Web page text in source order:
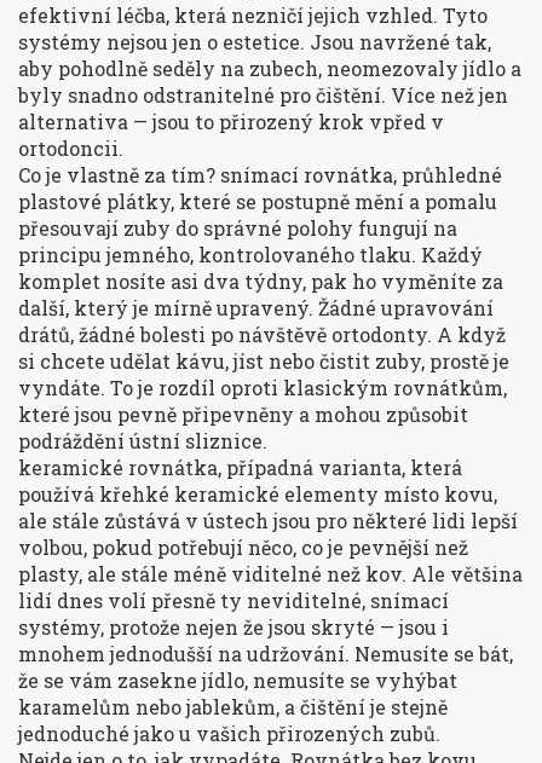
efektivní léčba, která nezničí jejich vzhled. Tyto
systémy nejsou jen o estetice. Jsou navržené tak,
aby pohodlně seděly na zubech, neomezovaly jídlo a
byly snadno odstranitelné pro čištění. Více než jen
alternativa — jsou to přirozený krok vpřed v
ortodoncii.
Co je vlastně za tím? snímací rovnátka, průhledné
plastové plátky, které se postupně mění a pomalu
přesouvají zuby do správné polohy fungují na
principu jemného, kontrolovaného tlaku. Každý
komplet nosíte asi dva týdny, pak ho vyměníte za
další, který je mírně upravený. Žádné upravování
drátů, žádné bolesti po návštěvě ortodonty. A když
si chcete udělat kávu, jíst nebo čistit zuby, prostě je
vyndáte. To je rozdíl oproti klasickým rovnátkům,
které jsou pevně připevněny a mohou způsobit
podráždění ústní sliznice.
keramické rovnátka, případná varianta, která
používá křehké keramické elementy místo kovu,
ale stále zůstává v ústechjsou pro některé lidi lepší
volbou, pokud potřebují něco, co je pevnější než
plasty, ale stále méně viditelné než kov. Ale většina
lidí dnes volí přesně ty neviditelné, snímací
systémy, protože nejen že jsou skryté — jsou i
mnohem jednodušší na udržování. Nemusíte se bát,
že se vám zasekne jídlo, nemusíte se vyhýbat
karamelům nebo jablekům, a čištění je stejně
jednoduché jako u vašich přirozených zubů.